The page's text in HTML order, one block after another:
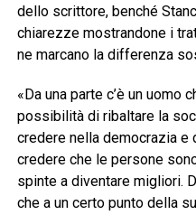
dello scrittore, benché
chiarezze mostrandone i
ne marcano la differenza
«Da una parte c’è un uomo
possibilità di ribaltare la
credere nella democrazia e
credere che le persone
spinte a diventare migliori.
che a un certo punto della